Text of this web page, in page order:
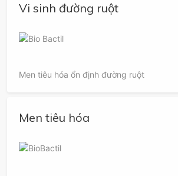
Vi sinh đường ruột
Men tiêu hóa ổn định đường ruột
Men tiêu hóa